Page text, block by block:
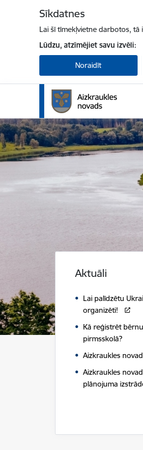
Sīkdatnes
Lai šī tīmekļvietne darbotos,
Lūdzu, atzīmējiet savu izvēli:
Noraidīt
Aizkraukles novada
Aktuāli
Lai palīdzētu
organizēti!
Kā reģistrēt
pirmsskolā?
Aizkraukles
Aizkraukles
plānojuma